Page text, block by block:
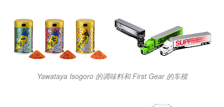
Yawataya Isogoro 的调味料和 First Gear 的车模